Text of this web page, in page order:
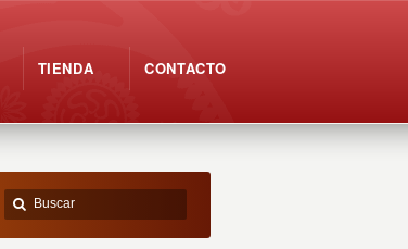
TIENDA CONTACTO